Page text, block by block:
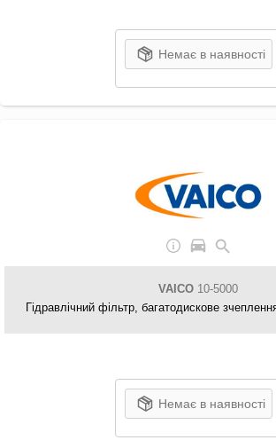
Немає в наявності
VAICO 10-5000
Гідравлічний фільтр, багатодискове
Немає в наявності